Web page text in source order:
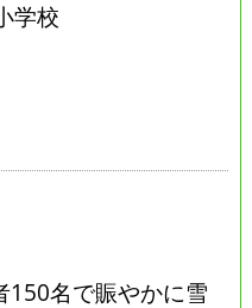
学校
150名で賑やかに雪